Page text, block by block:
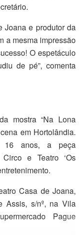
Joana e produtor da
a mesma impressão
O espetáculo
de pé”, comenta
mostra “Na Lona
em Hortolândia.
16 anos, a peça
Circo e Teatro ‘Os
Casa de Joana,
Assis, s/nº, na Vila
Pague